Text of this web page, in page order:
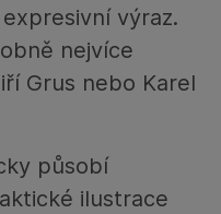
výraz.
nejvíce
Grus nebo Karel
působí
ilustrace